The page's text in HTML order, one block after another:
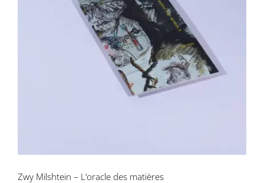
Zwy Milshtein – L’oracle des matières
Zwy Milshtein – L’oracle des matières